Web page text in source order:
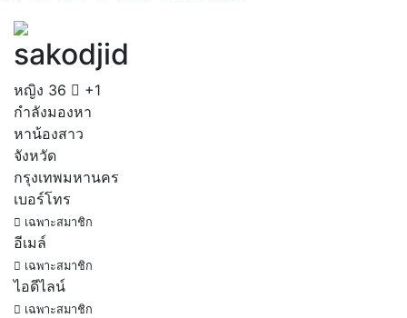
sakodjid
หญิง 36
+1
กำลังมองหา
หาน้องสาว
จังหวัด
กรุงเทพมหานคร
เบอร์โทร
เฉพาะสมาชิก
อีเมล์
เฉพาะสมาชิก
ไอดีไลน์
เฉพาะสมาชิก